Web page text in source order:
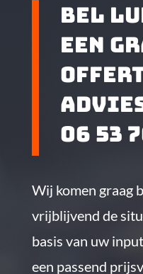
bel
een
06 53
Wij komen graag
vrijblijvend de
basis van uw
een passend